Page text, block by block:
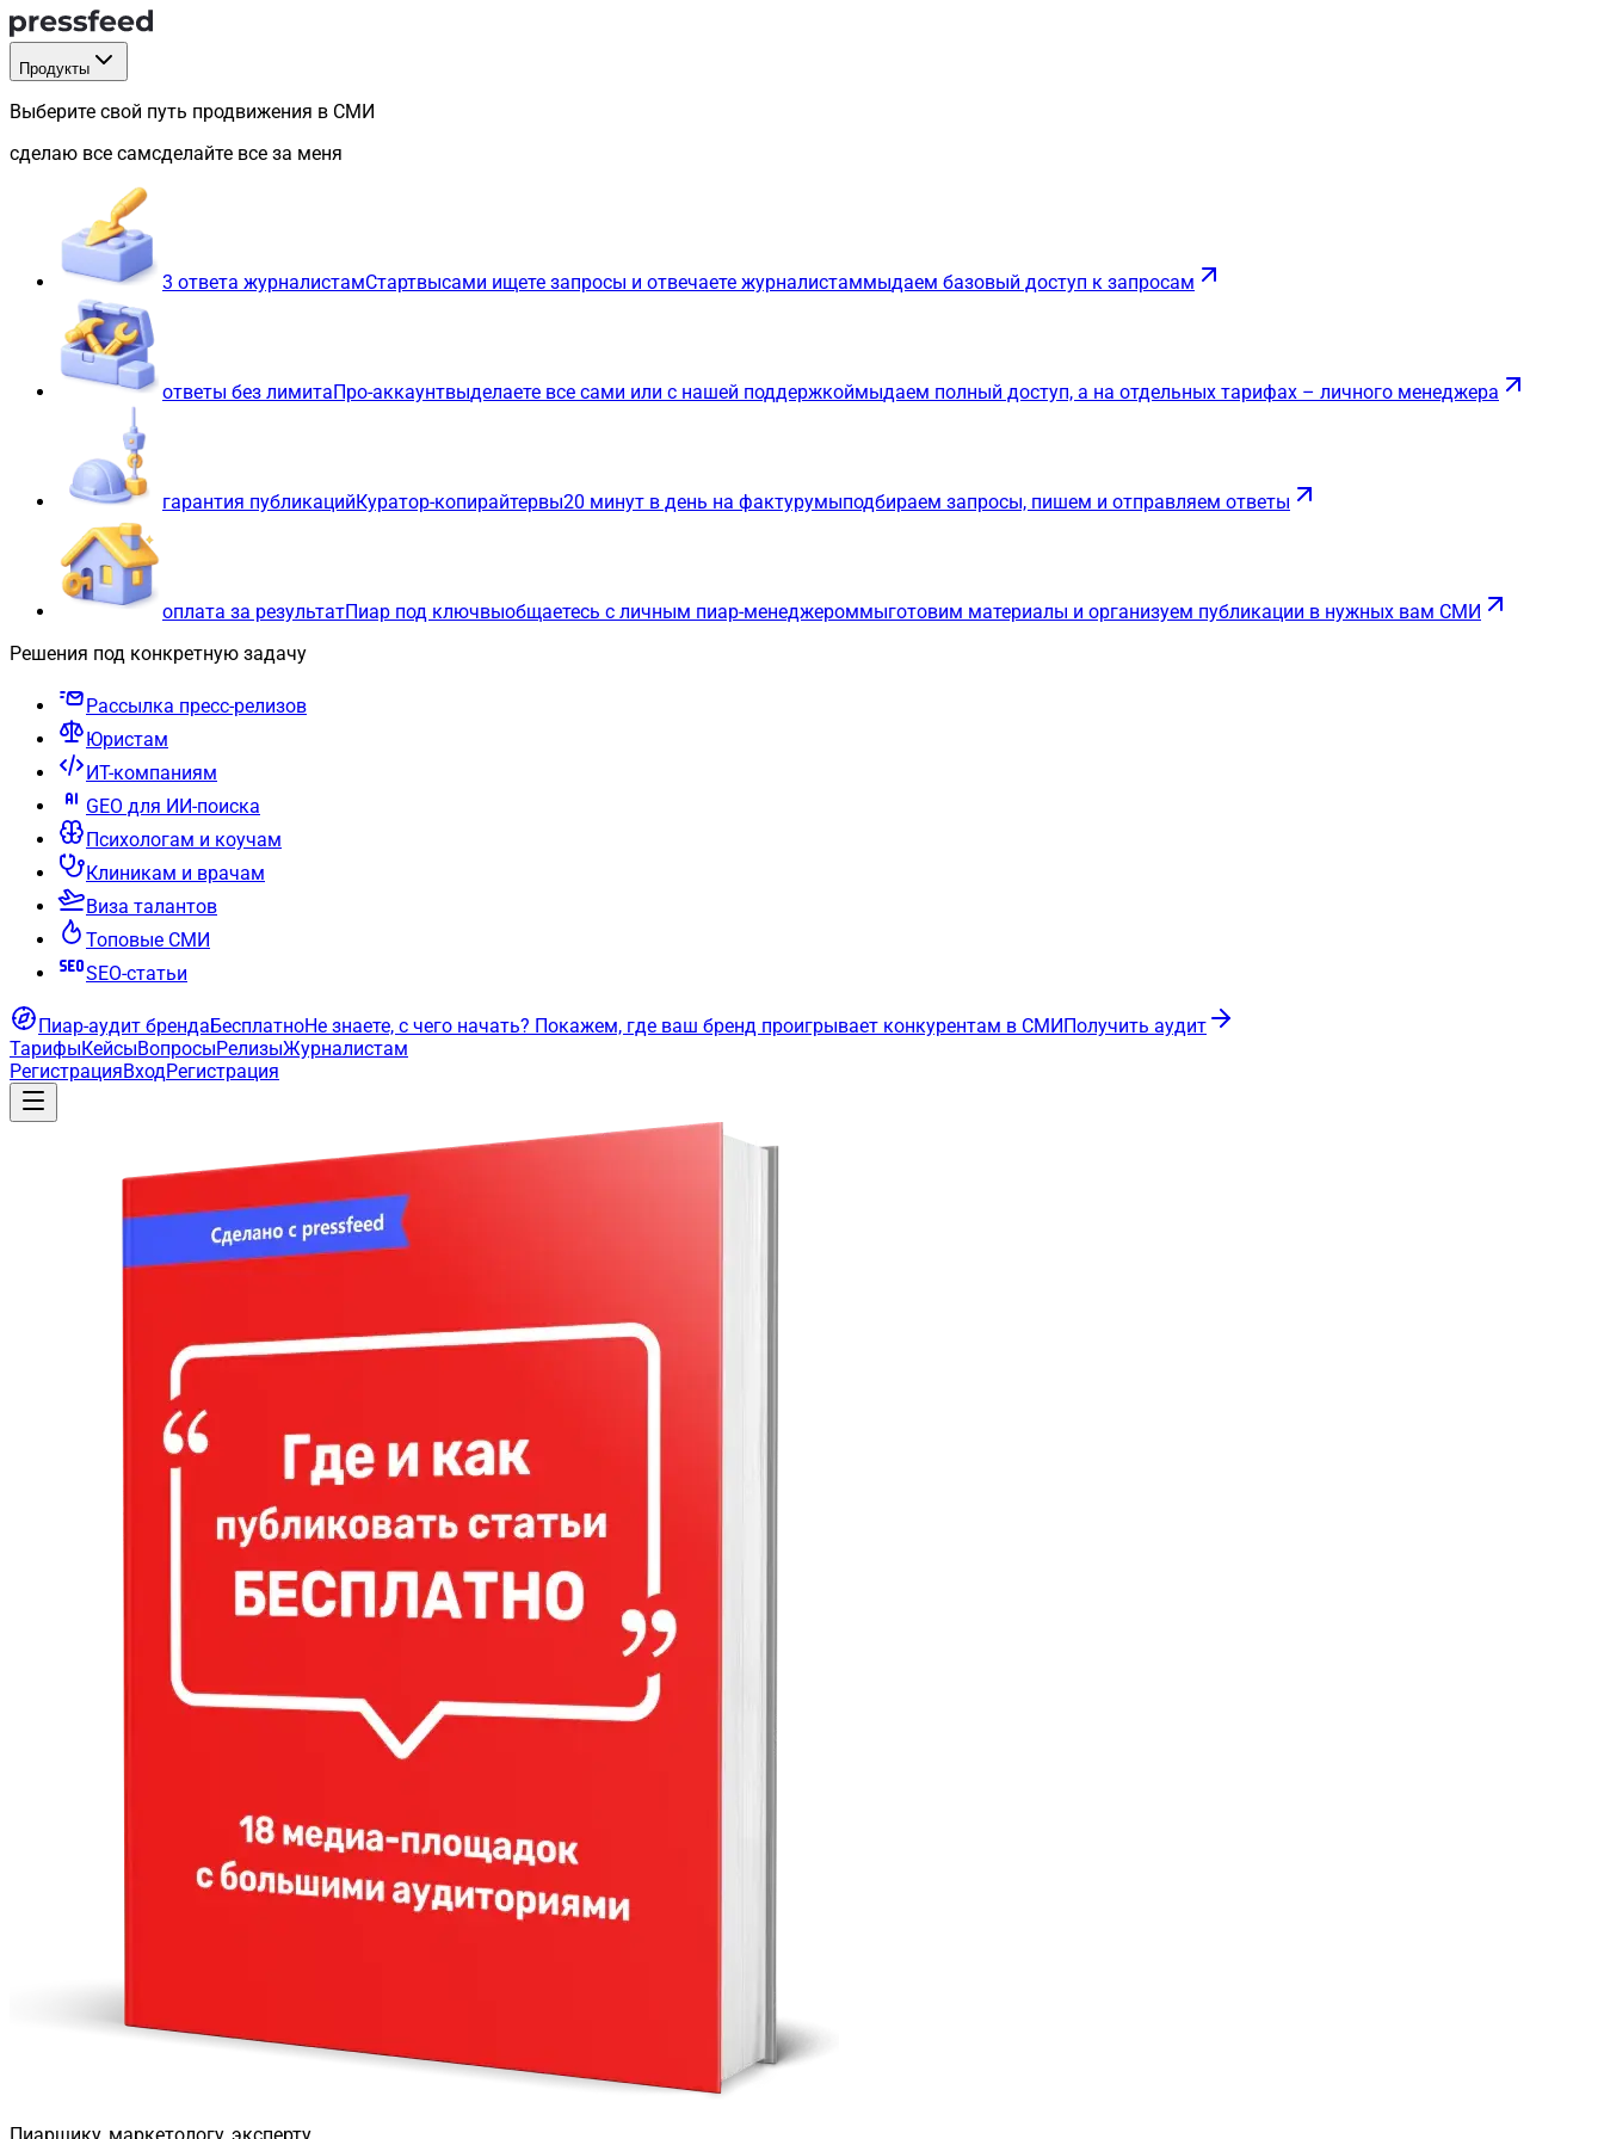
Продукты
Выберите свой путь продвижения в СМИ
сделаю все самсделайте все за меня
3 ответа журналистамСтартвысами ищете запросы и отвечаете журналистаммыдаем базовый доступ к запросам
ответы без лимитаПро-аккаунтвыделаете все сами или с нашей поддержкоймыдаем полный доступ, а на отдельных тарифах – личного менеджера
гарантия публикацийКуратор-копирайтервы20 минут в день на фактурумыподбираем запросы, пишем и отправляем ответы
оплата за результатПиар под ключвыобщаетесь с личным пиар-менеджероммыготовим материалы и организуем публикации в нужных вам СМИ
Решения под конкретную задачу
Рассылка пресс-релизов
Юристам
ИТ-компаниям
GEO для ИИ-поиска
Психологам и коучам
Клиникам и врачам
Виза талантов
Топовые СМИ
SEO-статьи
Пиар-аудит брендаБесплатноНе знаете, с чего начать? Покажем, где ваш бренд проигрывает конкурентам в СМИПолучить аудит
ТарифыКейсыВопросыРелизыЖурналистам
РегистрацияВходРегистрация